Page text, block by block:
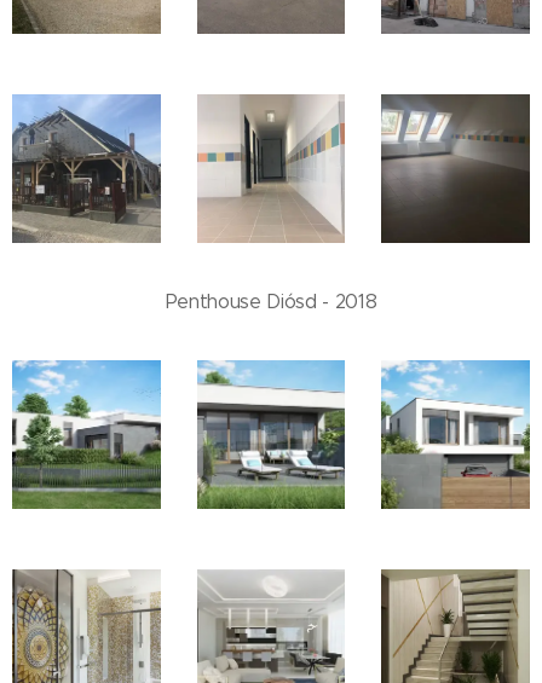
Penthouse Diósd - 2018